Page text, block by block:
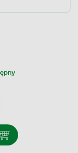
koszyka Bilobil